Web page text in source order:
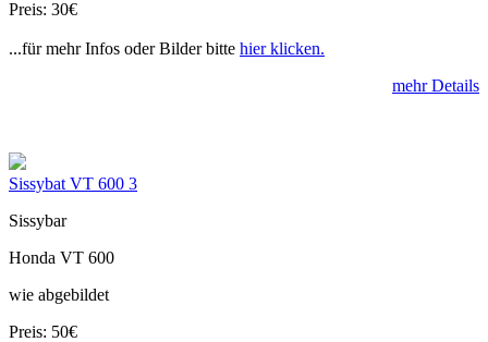
Preis: 30€
...für mehr Infos oder Bilder bitte hier klicken.
mehr Details
Sissybat VT 600 3
Sissybar
Honda VT 600
wie abgebildet
Preis: 50€